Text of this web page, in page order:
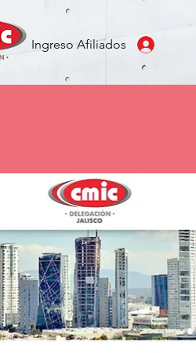
Ingreso Afiliados